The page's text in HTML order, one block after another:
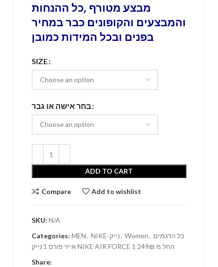
מבצע מטורף ,כל ההנחות
והמבצעים והקופונים כבר במחיר
בפנים ובכל המידות כמובן
SIZE
בחר אישה או גבר
ADD TO CART
Compare Add to wishlist
SKU: N/A
Categories: MEN, NIKE-נייק, Women, כל הדגמים
אייר פורס 1 נייק NIKE AIR FORCE 1 החל מ 249₪
Share: